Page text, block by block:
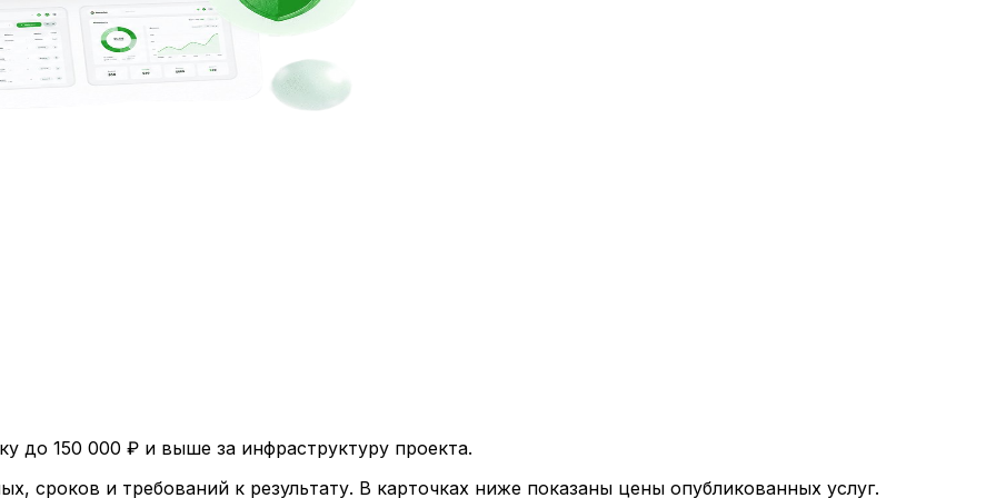
до 150 000 ₽ и выше за инфраструктуру проекта.
сроков и требований к результату. В карточках ниже показаны цены опубликованных услуг.